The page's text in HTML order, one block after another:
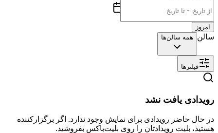
امروز
سالن همه سالن‌ها
فیلترها
رویدادی یافت نشد
در حال حاضر رویدادی برای نمایش وجود ندارد. اگر برگزارکننده
هستید، بلیت رویدادتان را روی بلیت‌باکس بفروشید.